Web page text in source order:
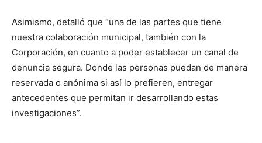
Asimismo, detalló que “una de las partes que tiene
nuestra colaboración municipal, también con la
Corporación, en cuanto a poder establecer un canal de
denuncia segura. Donde las personas puedan de manera
reservada o anónima si así lo prefieren, entregar
antecedentes que permitan ir desarrollando estas
investigaciones”.